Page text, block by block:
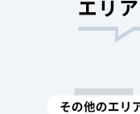
エリ